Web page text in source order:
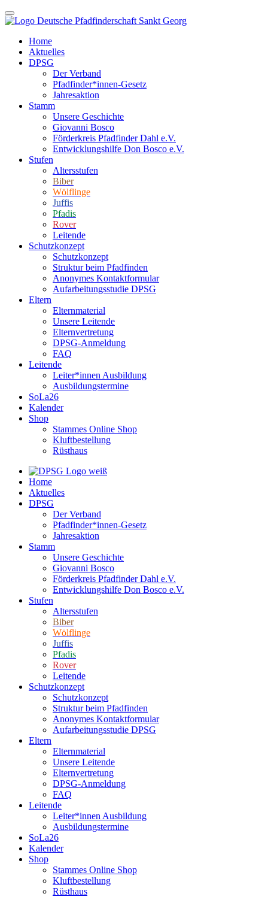
Home
Aktuelles
DPSG
Der Verband
Pfadfinder*innen-Gesetz
Jahresaktion
Stamm
Unsere Geschichte
Giovanni Bosco
Förderkreis Pfadfinder Dahl e.V.
Entwicklungshilfe Don Bosco e.V.
Stufen
Altersstufen
Biber
Wölflinge
Juffis
Pfadis
Rover
Leitende
Schutzkonzept
Schutzkonzept
Struktur beim Pfadfinden
Anonymes Kontaktformular
Aufarbeitungsstudie DPSG
Eltern
Elternmaterial
Unsere Leitende
Elternvertretung
DPSG-Anmeldung
FAQ
Leitende
Leiter*innen Ausbildung
Ausbildungstermine
SoLa26
Kalender
Shop
Stammes Online Shop
Kluftbestellung
Rüsthaus
Home
Aktuelles
DPSG
Der Verband
Pfadfinder*innen-Gesetz
Jahresaktion
Stamm
Unsere Geschichte
Giovanni Bosco
Förderkreis Pfadfinder Dahl e.V.
Entwicklungshilfe Don Bosco e.V.
Stufen
Altersstufen
Biber
Wölflinge
Juffis
Pfadis
Rover
Leitende
Schutzkonzept
Schutzkonzept
Struktur beim Pfadfinden
Anonymes Kontaktformular
Aufarbeitungsstudie DPSG
Eltern
Elternmaterial
Unsere Leitende
Elternvertretung
DPSG-Anmeldung
FAQ
Leitende
Leiter*innen Ausbildung
Ausbildungstermine
SoLa26
Kalender
Shop
Stammes Online Shop
Kluftbestellung
Rüsthaus